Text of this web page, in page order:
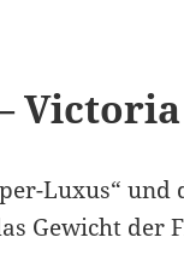
Luxus“ und
Gewicht der